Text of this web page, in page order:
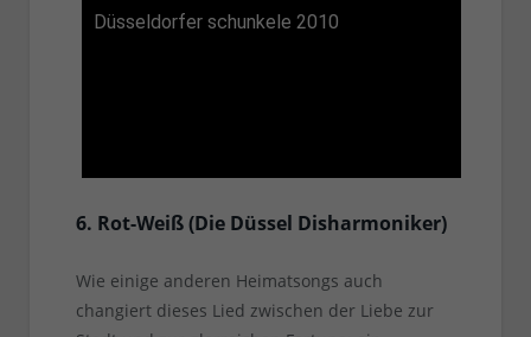
Düsseldorfer schunkele 2010
6. Rot-Weiß (Die Düssel Disharmoniker)
Wie einige anderen Heimatsongs auch
changiert dieses Lied zwischen der Liebe zur